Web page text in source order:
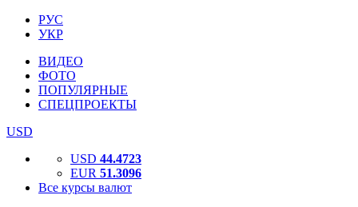
РУС
УКР
ВИДЕО
ФОТО
ПОПУЛЯРНЫЕ
СПЕЦПРОЕКТЫ
USD
USD 44.4723
EUR 51.3096
Все курсы валют